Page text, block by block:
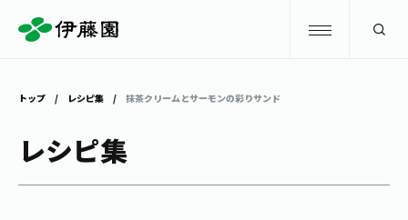
トップ レシピ集 抹茶クリームとサーモンの彩りサンド
レシピ集